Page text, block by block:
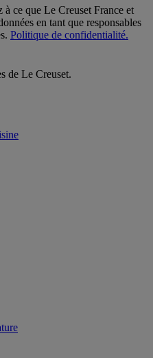
ce que Le Creuset France et
en tant que responsables
Politique de confidentialité.
de Le Creuset.